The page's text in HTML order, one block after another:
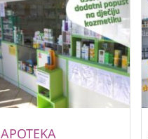
APOTEKA